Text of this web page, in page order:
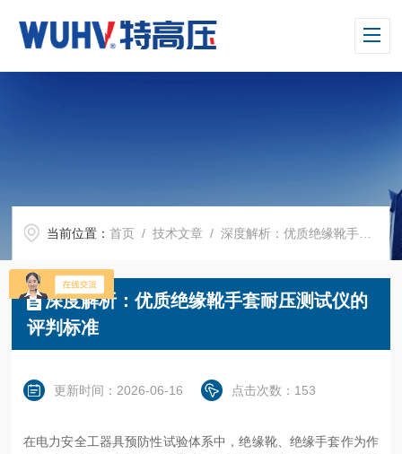
当前位置：首页 /技术文章 / 深度解析：优质绝缘靴手套耐压测试仪的评判标准
深度解析：优质绝缘靴手套耐压测试仪的
评判标准
更新时间：2026-06-16 点击次数：153
在电力安全工器具预防性试验体系中，绝缘靴、绝缘手套作为作